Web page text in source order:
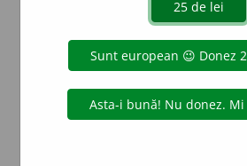
info
Aceste definiții sunt
echipa dexonline.
originale se află pe
preferințe